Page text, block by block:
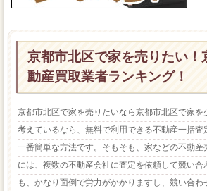
京都市北区で家を売りたい！
動産買取業者ランキング！
京都市北区で家を売りたいなら京都市北区で家を
考えているなら、無料で利用できる不動産一括
一番簡単な方法です。そもそも、家などの不動産
には、複数の不動産会社に査定を依頼して競い
も、かなり面倒で労力がかかりますし、競い合わ